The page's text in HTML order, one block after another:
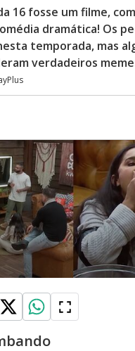
16 fosse um filme,
dramática! Os
temporada, mas
verdadeiros